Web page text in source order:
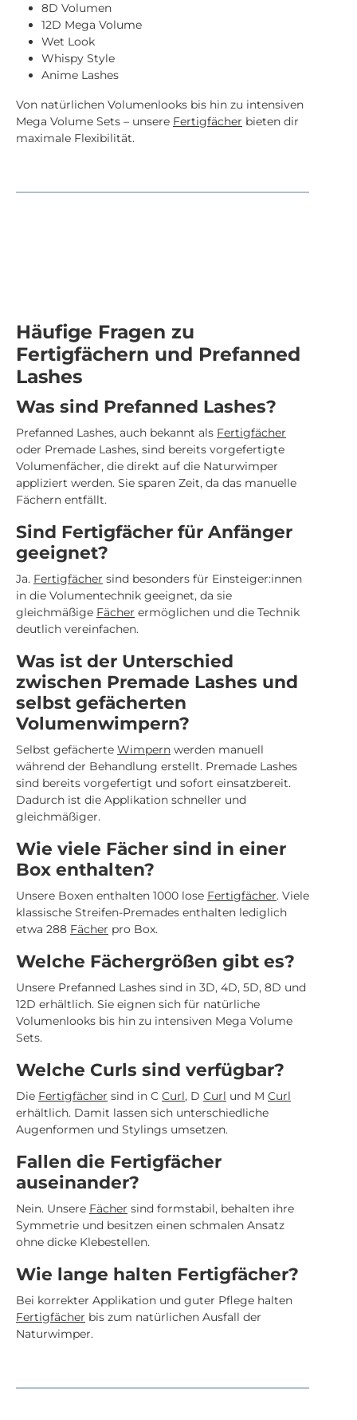
8D Volumen
12D Mega Volume
Wet Look
Whispy Style
Anime Lashes
Von natürlichen Volumenlooks bis hin zu intensiven
Mega Volume Sets – unsere Fertigfächer bieten dir
maximale Flexibilität.
Häufige Fragen zu
Fertigfächern und Prefanned
Lashes
Was sind Prefanned Lashes?
Prefanned Lashes, auch bekannt als Fertigfächer
oder Premade Lashes, sind bereits vorgefertigte
Volumenfächer, die direkt auf die Naturwimper
appliziert werden. Sie sparen Zeit, da das manuelle
Fächern entfällt.
Sind Fertigfächer für Anfänger
geeignet?
Ja. Fertigfächer sind besonders für Einsteiger:innen
in die Volumentechnik geeignet, da sie
gleichmäßige Fächer ermöglichen und die Technik
deutlich vereinfachen.
Was ist der Unterschied
zwischen Premade Lashes und
selbst gefächerten
Volumenwimpern?
Selbst gefächerte Wimpern werden manuell
während der Behandlung erstellt. Premade Lashes
sind bereits vorgefertigt und sofort einsatzbereit.
Dadurch ist die Applikation schneller und
gleichmäßiger.
Wie viele Fächer sind in einer
Box enthalten?
Unsere Boxen enthalten 1000 lose Fertigfächer. Viele
klassische Streifen-Premades enthalten lediglich
etwa 288 Fächer pro Box.
Welche Fächergrößen gibt es?
Unsere Prefanned Lashes sind in 3D, 4D, 5D, 8D und
12D erhältlich. Sie eignen sich für natürliche
Volumenlooks bis hin zu intensiven Mega Volume
Sets.
Welche Curls sind verfügbar?
Die Fertigfächer sind in C Curl, D Curl und M Curl
erhältlich. Damit lassen sich unterschiedliche
Augenformen und Stylings umsetzen.
Fallen die Fertigfächer
auseinander?
Nein. Unsere Fächer sind formstabil, behalten ihre
Symmetrie und besitzen einen schmalen Ansatz
ohne dicke Klebestellen.
Wie lange halten Fertigfächer?
Bei korrekter Applikation und guter Pflege halten
Fertigfächer bis zum natürlichen Ausfall der
Naturwimper.